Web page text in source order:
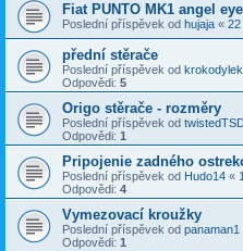
Fiat PUNTO MK1 angel
Poslední příspěvek od hujaja « 22
přední stěrače
Poslední příspěvek od
Odpovědi: 5
Origo stěrače - rozměry
Poslední příspěvek od
Odpovědi: 1
Pripojenie zadného
Poslední příspěvek od Hudo14 «
Odpovědi: 4
Vymezovací kroužky
Poslední příspěvek od panaman1
Odpovědi: 1